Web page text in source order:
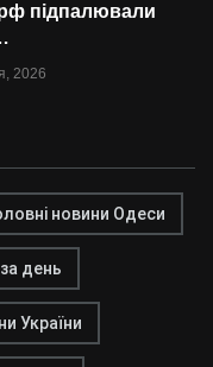
рф підпалювали
2026
новини Одеси
день
України